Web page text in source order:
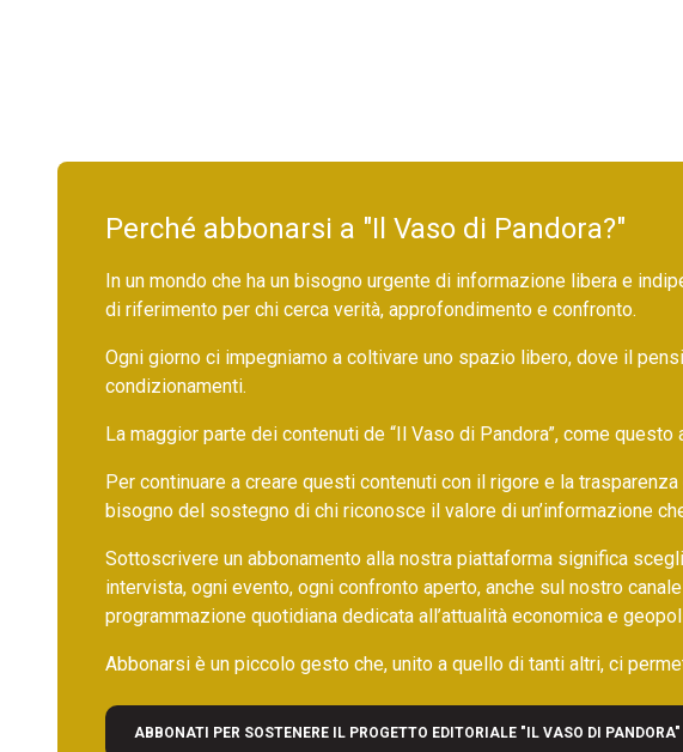
Perché abbonarsi a "Il Vaso di Pandora?"
In un mondo che ha un bisogno urgente di informazione libera e
di riferimento per chi cerca verità, approfondimento e confronto.
Ogni giorno ci impegniamo a coltivare uno spazio libero, dove il
condizionamenti.
La maggior parte dei contenuti de “Il Vaso di Pandora”, come
Per continuare a creare questi contenuti con il rigore e la
bisogno del sostegno di chi riconosce il valore di un’informazione
Sottoscrivere un abbonamento alla nostra piattaforma significa
intervista, ogni evento, ogni confronto aperto, anche sul nostro
programmazione quotidiana dedicata all’attualità economica e
Abbonarsi è un piccolo gesto che, unito a quello di tanti altri, ci
ABBONATI PER SOSTENERE IL PROGETTO EDITORIALE "IL VASO DI PANDORA"